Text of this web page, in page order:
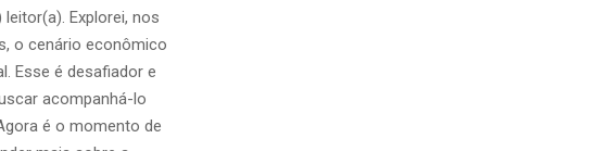
Explorei, nos
o cenário econômico
Esse é desafiador e
acompanhá-lo
é o momento de